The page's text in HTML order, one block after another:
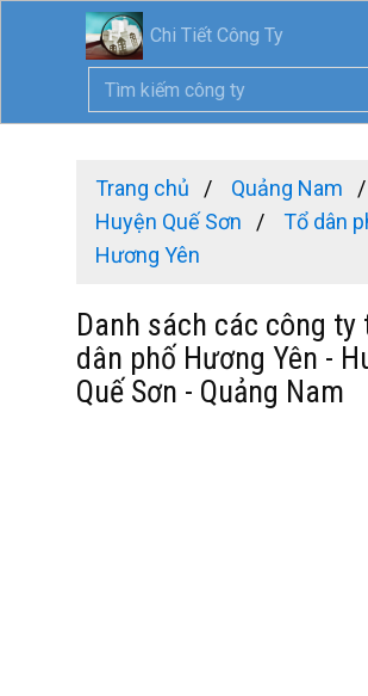
Chi Tiết Công Ty
Trang chủ
Quảng Nam
Huyện Quế Sơn
Tổ dân
Hương Yên
Danh sách các công ty
dân phố Hương Yên -
Quế Sơn - Quảng Nam